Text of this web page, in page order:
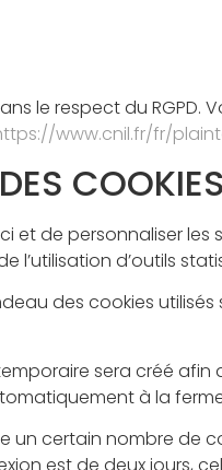
le respect du RGPD.
www.cnil.fr/fr/
COOKIES
et de personnaliser les
l’utilisation d’outils
des cookies utilisés
sera créé
à la
certain nombre de